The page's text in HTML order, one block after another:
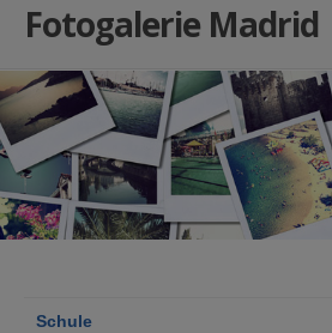
Fotogalerie Madrid
Schule